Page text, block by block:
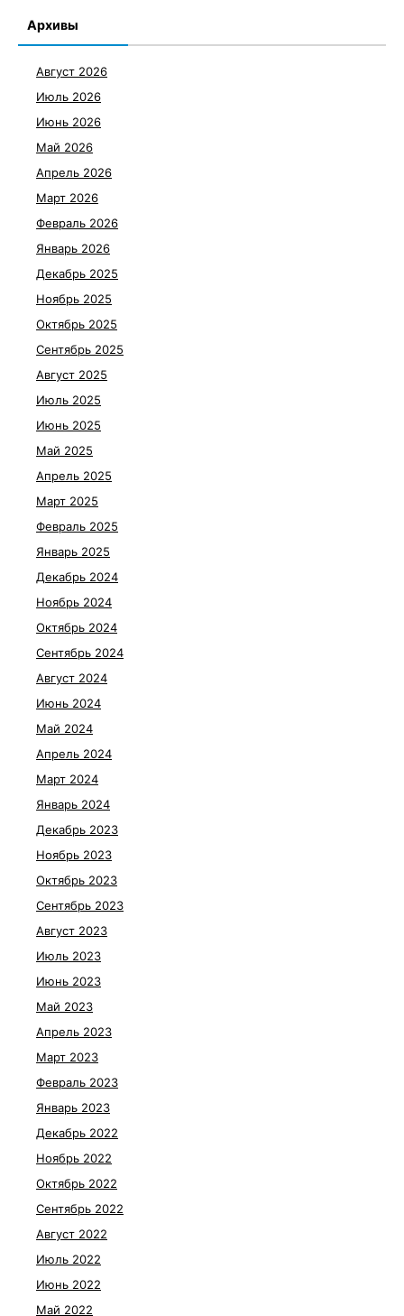
Архивы
Август 2026
Июль 2026
Июнь 2026
Май 2026
Апрель 2026
Март 2026
Февраль 2026
Январь 2026
Декабрь 2025
Ноябрь 2025
Октябрь 2025
Сентябрь 2025
Август 2025
Июль 2025
Июнь 2025
Май 2025
Апрель 2025
Март 2025
Февраль 2025
Январь 2025
Декабрь 2024
Ноябрь 2024
Октябрь 2024
Сентябрь 2024
Август 2024
Июнь 2024
Май 2024
Апрель 2024
Март 2024
Январь 2024
Декабрь 2023
Ноябрь 2023
Октябрь 2023
Сентябрь 2023
Август 2023
Июль 2023
Июнь 2023
Май 2023
Апрель 2023
Март 2023
Февраль 2023
Январь 2023
Декабрь 2022
Ноябрь 2022
Октябрь 2022
Сентябрь 2022
Август 2022
Июль 2022
Июнь 2022
Май 2022